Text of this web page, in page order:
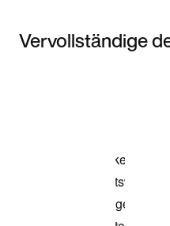
Vervollständige